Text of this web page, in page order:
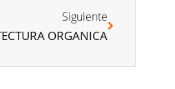
Siguiente
ORGANICA